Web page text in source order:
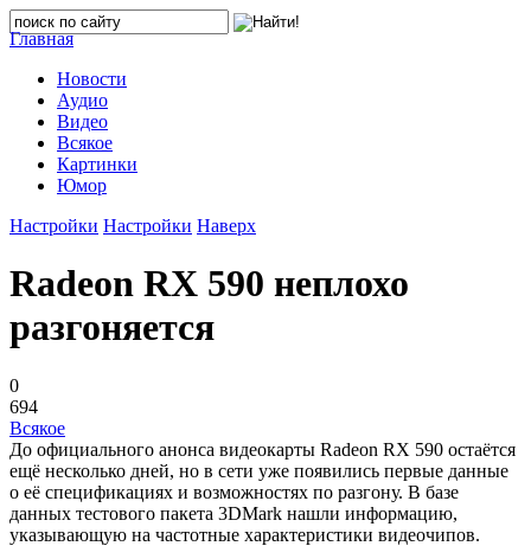
Главная
Новости
Аудио
Видео
Всякое
Картинки
Юмор
Настройки Настройки Наверх
Radeon RX 590 неплохо
разгоняется
0
694
Всякое
До официального анонса видеокарты Radeon RX 590 остаётся
ещё несколько дней, но в сети уже появились первые данные
о её спецификациях и возможностях по разгону. В базе
данных тестового пакета 3DMark нашли информацию,
указывающую на частотные характеристики видеочипов.